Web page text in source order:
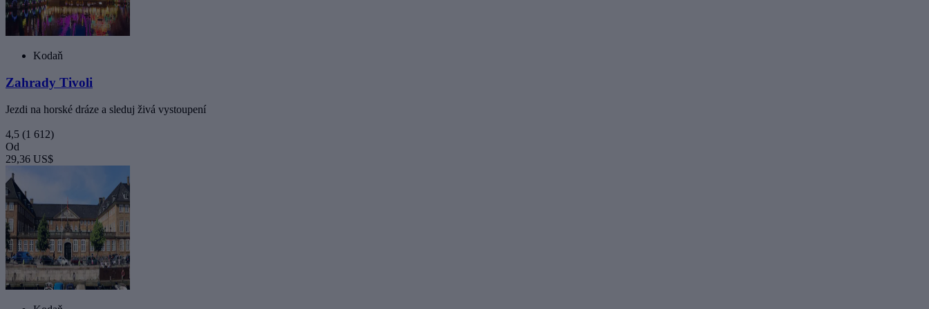
Kodaň
Zahrady Tivoli
Jezdi na horské dráze a sleduj živá vystoupení
4,5 (1 612)
Od
29,36 US$